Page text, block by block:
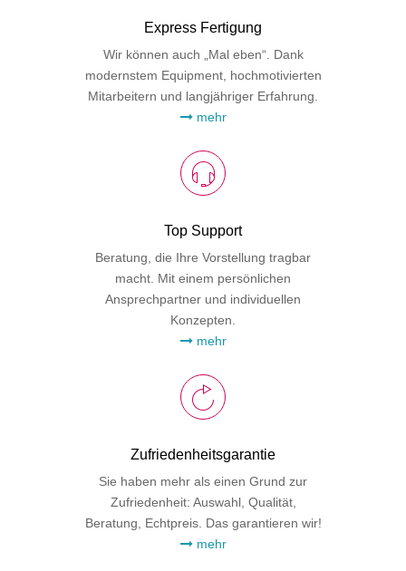
Express Fertigung
Wir können auch „Mal eben“. Dank
modernstem Equipment, hochmotivierten
Mitarbeitern und langjähriger Erfahrung.
mehr
Top Support
Beratung, die Ihre Vorstellung tragbar
macht. Mit einem persönlichen
Ansprechpartner und individuellen
Konzepten.
mehr
Zufriedenheitsgarantie
Sie haben mehr als einen Grund zur
Zufriedenheit: Auswahl, Qualität,
Beratung, Echtpreis. Das garantieren wir!
mehr